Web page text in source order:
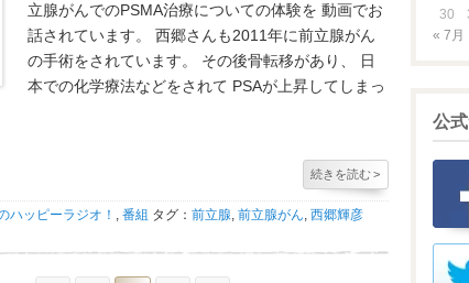
立腺がんでのPSMA治療についての体験を 動画でお
話されています。 西郷さんも2011年に前立腺がん
の手術をされています。 その後骨転移があり、 日
本での化学療法などをされて PSAが上昇してしまっ
続きを読む >
ハッピーラジオ！ 番組 タグ： 前立腺 前立腺がん 西郷輝彦
30
« 7月
公